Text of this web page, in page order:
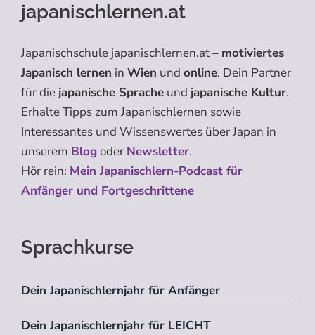
japanischlernen.at
Japanischschule japanischlernen.at – motiviertes
Japanisch lernen in Wien und online. Dein Partner
für die japanische Sprache und japanische Kultur.
Erhalte Tipps zum Japanischlernen sowie
Interessantes und Wissenswertes über Japan in
unserem Blogoder Newsletter.
Hör rein: Mein Japanischlern-Podcast für
Anfänger und Fortgeschrittene
Sprachkurse
Dein Japanischlernjahr für Anfänger
Dein Japanischlernjahr für LEICHT